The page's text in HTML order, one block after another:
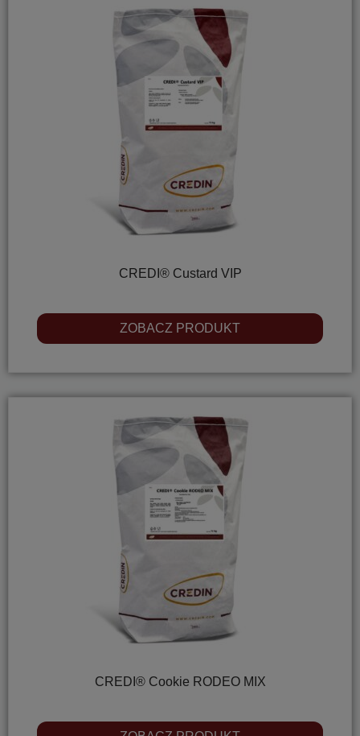
CREDI® Custard VIP
ZOBACZ PRODUKT
CREDI® Cookie RODEO MIX